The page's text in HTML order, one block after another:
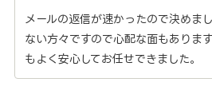
メールの返信が速かったので決めま
ない方々ですので心配な面もありま
もよく安心してお任せできました。